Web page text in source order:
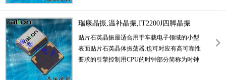
耐振,耐撞击等优良的耐环境特性,满足无铅焊
接的回流温度曲线要求,符合AEC-Q200标准.
瑞康晶振,温补晶振,IT2200J四脚晶振
贴片石英晶振最适合用于车载电子领域的小型
表面贴片石英晶体振荡器.也可对应有高可靠性
要求的引擎控制用CPU的时钟部分简称为时钟